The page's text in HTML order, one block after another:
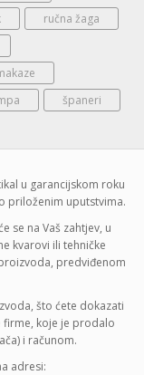
ručna žaga
španeri
u garancijskom roku
priloženim uputstvima.
se na Vaš zahtjev, u
kvarovi ili tehničke
predviđenom
što ćete dokazati
firme, koje je prodalo
i računom.
adresi: